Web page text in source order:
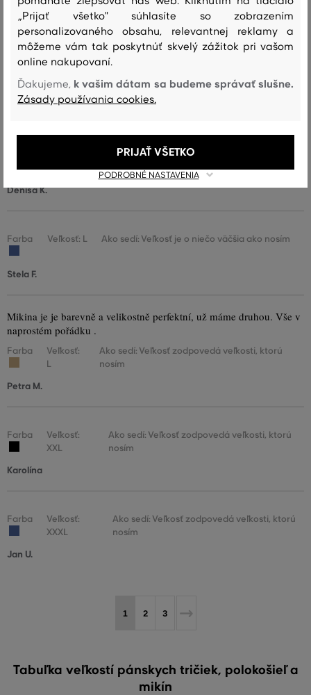
Zuzana K.
Veľkosť:
L
nosím
Maksym P.
L
Ako sedí: Veľkosť zodpovedá veľkosti, ktorú
nosím
Denisa K.
Farba Veľkosť: L Ako sedí: Veľkosť je o niečo väčšia ako nosím
Stela F.
Mikina je je barevně a velikostně perfektní, už máme druhou. Vše v
naprostém pořádku .
Farba
Veľkosť:
L
Ako sedí: Veľkosť zodpovedá veľkosti, ktorú
nosím
Petra M.
Farba
Veľkosť:
XXL
Ako sedí: Veľkosť zodpovedá veľkosti, ktorú
nosím
Karolína
Farba
Veľkosť:
XXXL
Ako sedí: Veľkosť zodpovedá veľkosti, ktorú
nosím
Jan U.
1 2 3
Tabuľka veľkostí pánskych tričiek, polokošieľ a
mikín
„Prijať všetko" súhlasíte so zobrazením
personalizovaného obsahu, relevantnej reklamy a
môžeme vám tak poskytnúť skvelý zážitok pri vašom
online nakupovaní.
Ďakujeme, k vašim dátam sa budeme správať slušne.
Zásady používania cookies.
PODROBNÉ NASTAVENIA
PRIJAŤ VŠETKO